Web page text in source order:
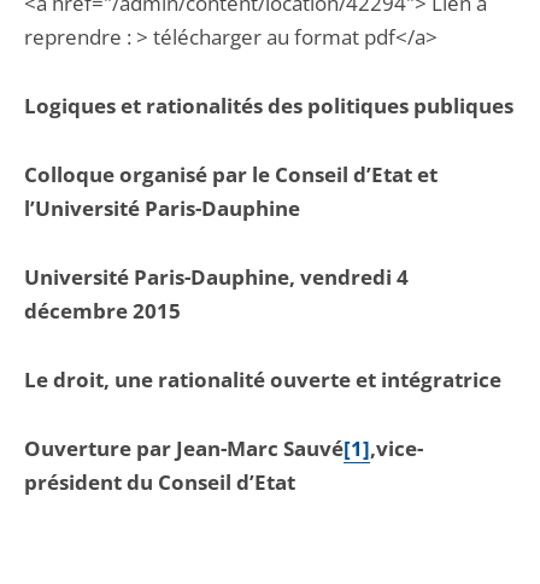
reprendre : > télécharger au format pdf</a>
Logiques et rationalités des politiques publiques
Colloque organisé par le Conseil d’Etat et
l’Université Paris-Dauphine
Université Paris-Dauphine, vendredi 4
décembre 2015
Le droit, une rationalité ouverte et intégratrice
Ouverture par Jean-Marc Sauvé[1],vice-
président du Conseil d’Etat